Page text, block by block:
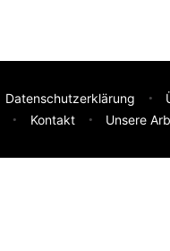
Datenschutzerklärung
Kontakt Unsere